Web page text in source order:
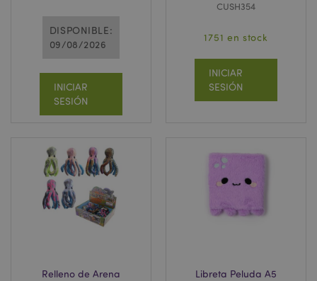
DISPONIBLE:
09/08/2026
INICIAR
SESIÓN
CUSH354
1751 en stock
INICIAR
SESIÓN
Relleno de Arena
Libreta Peluda A5